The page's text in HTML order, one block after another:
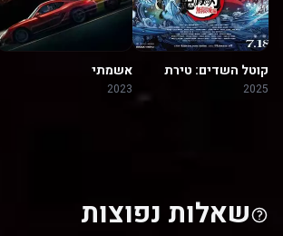
קוטל השדים: טירת
האינסוף
2025
אשמתי
2023
שאלות נפוצות